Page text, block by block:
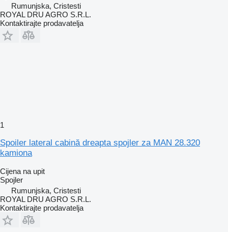
Rumunjska, Cristesti
ROYAL DRU AGRO S.R.L.
Kontaktirajte prodavatelja
1
Spoiler lateral cabină dreapta spojler za MAN 28.320
kamiona
Cijena na upit
Spojler
Rumunjska, Cristesti
ROYAL DRU AGRO S.R.L.
Kontaktirajte prodavatelja